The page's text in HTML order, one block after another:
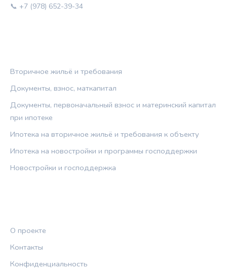
📞 +7 (978) 652-39-34
Вторичное жильё и требования
Документы, взнос, маткапитал
Документы, первоначальный взнос и материнский капитал
при ипотеке
Ипотека на вторичное жильё и требования к объекту
Ипотека на новостройки и программы господдержки
Новостройки и господдержка
О проекте
Контакты
Конфиденциальность